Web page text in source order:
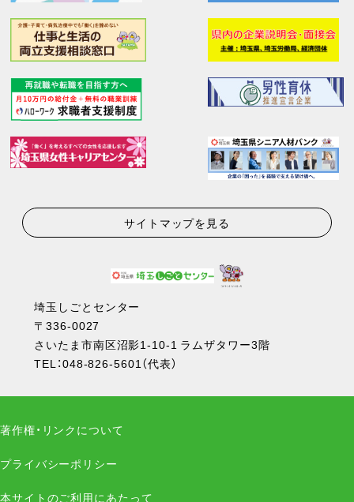
サイトマップを見る
埼玉しごとセンター
〒336-0027
さいたま市南区沼影1-10-1 ラムザタワー3階
TEL：048-826-5601（代表）
著作権・リンクについて
プライバシーポリシー
本サイトのご利用にあたって